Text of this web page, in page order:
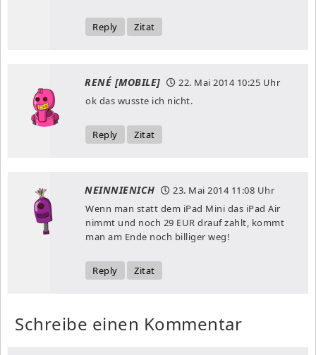
Reply Zitat
RENÉ [MOBILE] 22. Mai 201410:25 Uhr
ok das wusste ich nicht.
Reply Zitat
NEINNIENICH 23. Mai 201411:08 Uhr
Wenn man statt dem iPad Mini das iPad Air
nimmt und noch 29 EUR drauf zahlt, kommt
man am Ende noch billiger weg!
Reply Zitat
Schreibe einen Kommentar